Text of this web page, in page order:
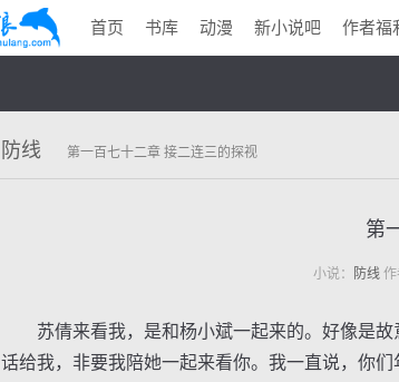
首页 书库 动漫 新小说吧 作者福
防线 第一百七十二章 接二连三的探视
第
小说： 防线作
苏倩来看我，是和杨小斌一起来的。好像是故
话给我，非要我陪她一起来看你。我一直说，你